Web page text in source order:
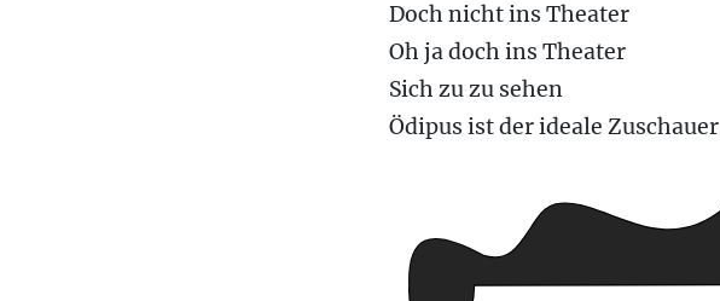
Doch nicht ins Theater
Oh ja doch ins Theater
Sich zu zu sehen
Ödipus ist der ideale Zuschauer